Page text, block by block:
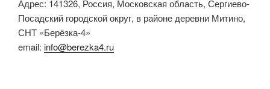
Адрес: 141326, Россия, Московская область, Сергиево-
Посадский городской округ, в районе деревни Митино,
СНТ «Берёзка-4»
email: info@berezka4.ru